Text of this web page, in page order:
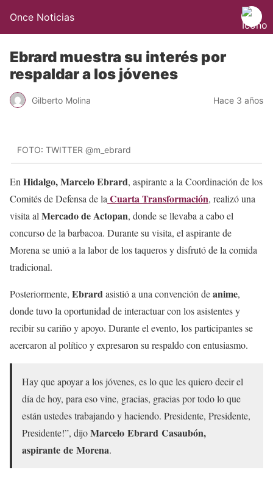
Once Noticias
Ebrard muestra su interés por
respaldar a los jóvenes
Gilberto Molina Hace 3 años
FOTO: TWITTER @m_ebrard
En Hidalgo, Marcelo Ebrard, aspirante a la Coordinación de los
Comités de Defensa de la Cuarta Transformación, realizó una
visita al Mercado de Actopan, donde se llevaba a cabo el
concurso de la barbacoa. Durante su visita, el aspirante de
Morena se unió a la labor de los taqueros y disfrutó de la comida
tradicional.
Posteriormente, Ebrardasistió a una convención deanime,
donde tuvo la oportunidad de interactuar con los asistentes y
recibir su cariño y apoyo. Durante el evento, los participantes se
acercaron al político y expresaron su respaldo con entusiasmo.
Hay que apoyar a los jóvenes, es lo que les quiero decir el
día de hoy, para eso vine, gracias, gracias por todo lo que
están ustedes trabajando y haciendo. Presidente, Presidente,
Presidente!”, dijoMarcelo Ebrard Casaubón,
aspirante de Morena.